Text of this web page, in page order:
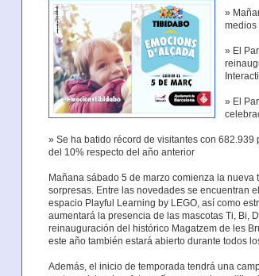
»
medios
» El
» El
» Se ha batido récord de visitantes con
del 10% respecto del año anterior
Mañana sábado 5 de marzo comienza la
sorpresas. Entre las novedades se encuentran
espacio Playful Learning by LEGO, así como
aumentará la presencia de las mascotas Ti, Bi,
reinauguración del histórico Magatzem de les
este año también estará abierto durante todos
Además, el inicio de temporada tendrá una